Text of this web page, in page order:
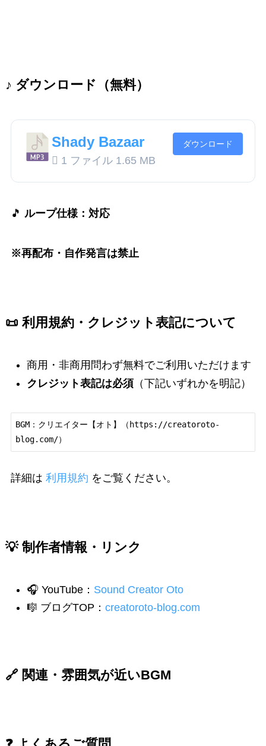
♪ ダウンロード（無料）
Shady Bazaar
1 ファイル 1.65 MB
ダウンロード
🎵 ループ仕様：対応
※再配布・自作発言は禁止
📜 利用規約・クレジット表記について
商用・非商用問わず無料でご利用いただけます
クレジット表記は必須（下記いずれかを明記）
BGM：クリエイター【オト】（https://creatoroto-
blog.com/）
詳細は 利用規約 をご覧ください。
💡 制作者情報・リンク
🎧 YouTube： Sound Creator Oto
🎼 ブログTOP： creatoroto-blog.com
🔗 関連・雰囲気が近いBGM